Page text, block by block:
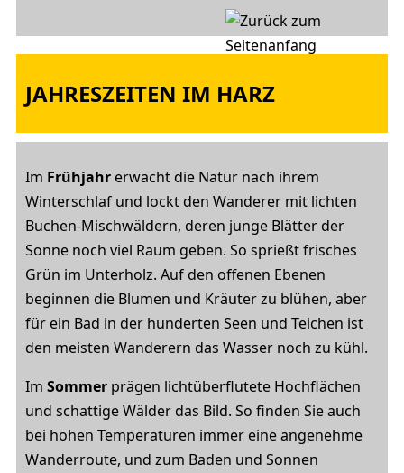
JAHRESZEITEN IM HARZ
Im Frühjahr erwacht die Natur nach ihrem
Winterschlaf und lockt den Wanderer mit lichten
Buchen-Mischwäldern, deren junge Blätter der
Sonne noch viel Raum geben. So sprießt frisches
Grün im Unterholz. Auf den offenen Ebenen
beginnen die Blumen und Kräuter zu blühen, aber
für ein Bad in der hunderten Seen und Teichen ist
den meisten Wanderern das Wasser noch zu kühl.
Im Sommer prägen lichtüberflutete Hochflächen
und schattige Wälder das Bild. So finden Sie auch
bei hohen Temperaturen immer eine angenehme
Wanderroute, und zum Baden und Sonnen